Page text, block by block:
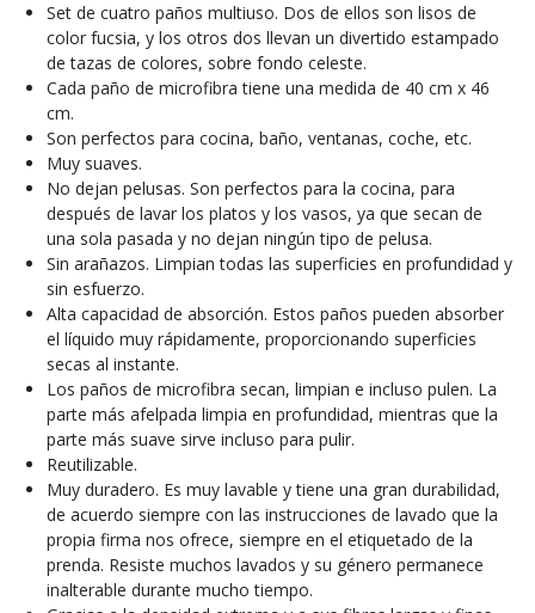
Set de cuatro paños multiuso. Dos de ellos son lisos de
color fucsia, y los otros dos llevan un divertido estampado
de tazas de colores, sobre fondo celeste.
Cada paño de microfibra tiene una medida de 40 cm x 46
cm.
Son perfectos para cocina, baño, ventanas, coche, etc.
Muy suaves.
No dejan pelusas. Son perfectos para la cocina, para
después de lavar los platos y los vasos, ya que secan de
una sola pasada y no dejan ningún tipo de pelusa.
Sin arañazos. Limpian todas las superficies en profundidad y
sin esfuerzo.
Alta capacidad de absorción. Estos paños pueden absorber
el líquido muy rápidamente, proporcionando superficies
secas al instante.
Los paños de microfibra secan, limpian e incluso pulen. La
parte más afelpada limpia en profundidad, mientras que la
parte más suave sirve incluso para pulir.
Reutilizable.
Muy duradero. Es muy lavable y tiene una gran durabilidad,
de acuerdo siempre con las instrucciones de lavado que la
propia firma nos ofrece, siempre en el etiquetado de la
prenda. Resiste muchos lavados y su género permanece
inalterable durante mucho tiempo.